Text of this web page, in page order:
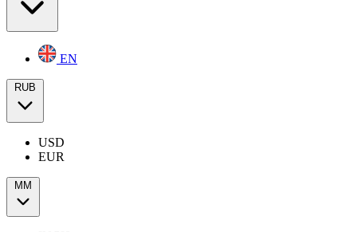
EN
RUB
USD
EUR
ММ